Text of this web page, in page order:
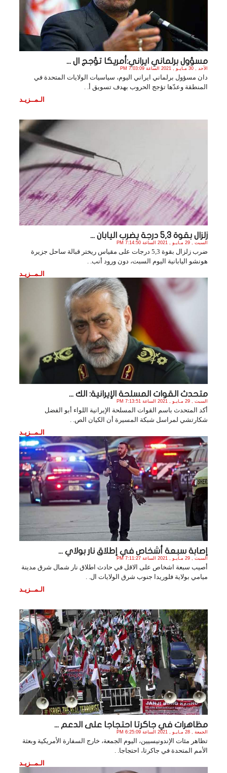
مسؤول برلماني ايراني:أمريكا تؤجج ال ...
الأحد , 30 مـايـو , 2021 الساعة 7:03:09 PM
دان مسؤول برلماني ايراني اليوم، سياسيات الولايات المتحدة في
المنطقة وعدّها تؤجج الحروب بهدف تسويق أ. .
الـمــزيـد
زلزال بقوة 5,3 درجة يضرب اليابان ...
السبت , 29 مـايـو , 2021 الساعة 7:14:50 PM
ضرب زلزال بقوة 5,3 درجات على مقياس ريختر قبالة ساحل جزيرة
هونشو اليابانية اليوم السبت، دون ورود أنب. .
الـمــزيـد
متحدث القوات المسلحة الإيرانية: الك ...
السبت , 29 مـايـو , 2021 الساعة 7:13:51 PM
أكد المتحدث باسم القوات المسلحة الإيرانية اللواء أبو الفضل
شكارتشي لمراسل شبكة المسيرة أن الكيان الص. .
الـمــزيـد
إصابة سبعة أشخاص في إطلاق نار بولاي ...
السبت , 29 مـايـو , 2021 الساعة 7:11:27 PM
أصيب سبعة اشخاص على الاقل في حادث اطلاق نار شمال شرق مدينة
ميامي بولاية فلوريدا جنوب شرق الولايات ال. .
الـمــزيـد
مظاهرات في جاكرتا احتجاجا على الدعم ...
الجمعة , 28 مـايـو , 2021 الساعة 6:25:09 PM
تظاهر مئات الإندونيسيين، اليوم الجمعة، خارج السفارة الأمريكية وبعثة
الأمم المتحدة في جاكرتا، احتجاجا. .
الـمــزيـد